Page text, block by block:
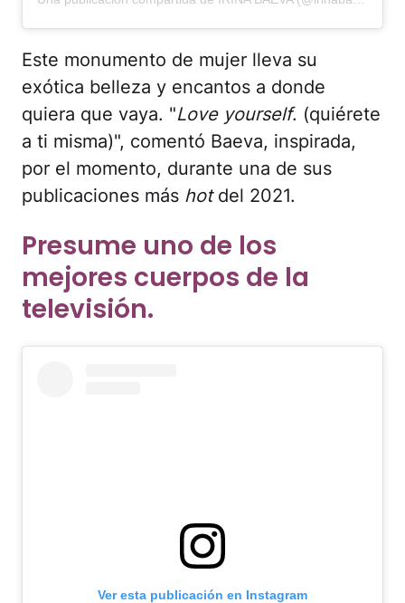
Este monumento de mujer lleva su
exótica belleza y encantos a donde
quiera que vaya. "Love yourself. (quiérete
a ti misma)", comentó Baeva, inspirada,
por el momento, durante una de sus
publicaciones más hotdel 2021.
Presume uno de los
mejores cuerpos de la
televisión.
Ver esta publicación en Instagram